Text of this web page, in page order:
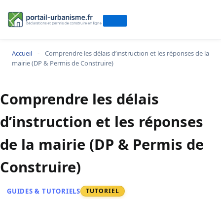
Accueil -
Comprendre les délais d’instruction et les réponses de la
mairie (DP & Permis de Construire)
Comprendre les délais
d’instruction et les réponses
de la mairie (DP & Permis de
Construire)
GUIDES & TUTORIELS TUTORIEL